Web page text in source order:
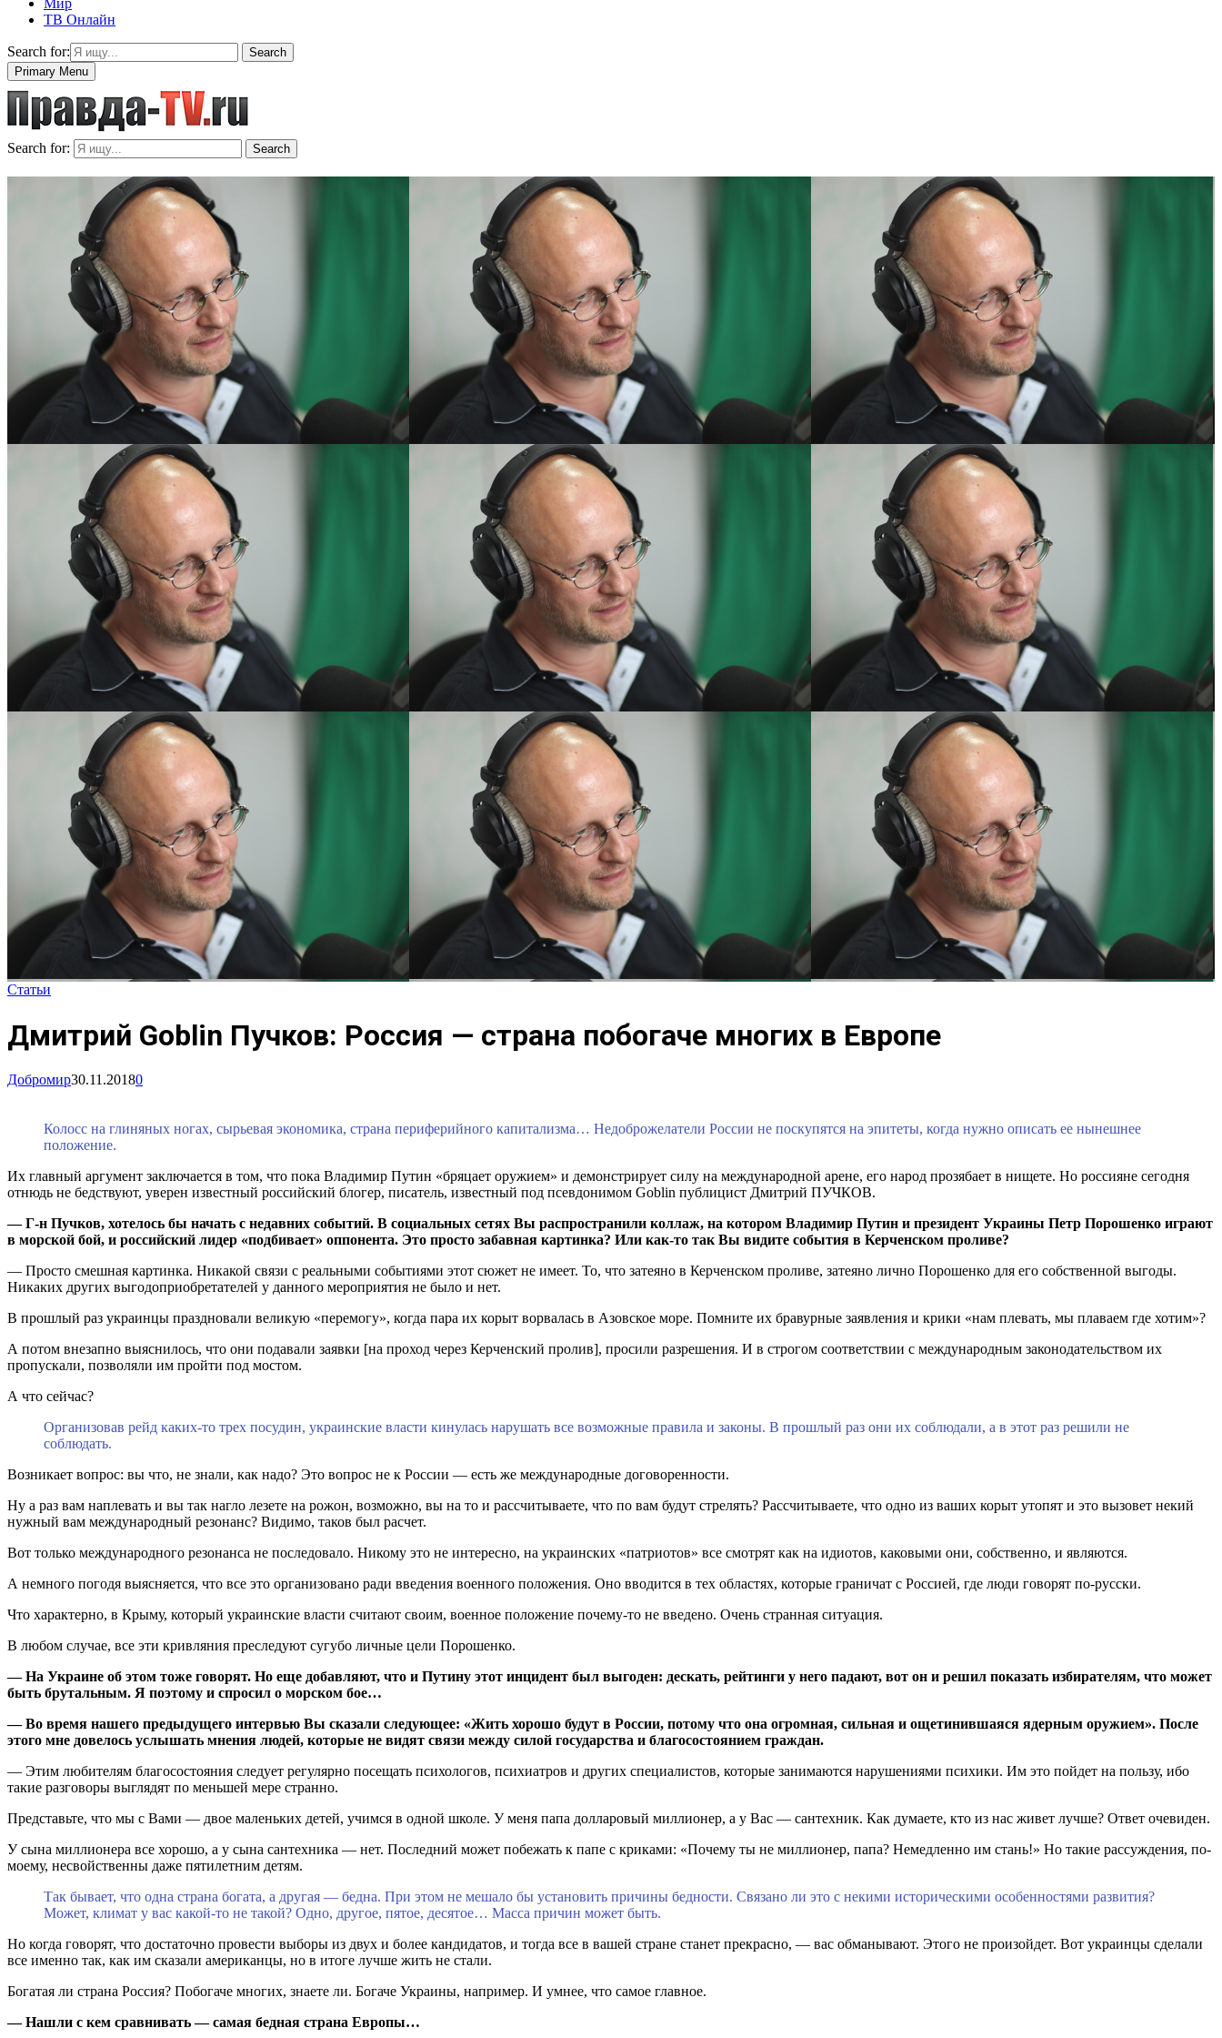
Мир
ТВ Онлайн
Search for:
Search
Primary Menu
Search for: Search
Статьи
Дмитрий Goblin Пучков: Россия — страна побогаче многих в Европе
Добромир30.11.20180
Колосс на глиняных ногах, сырьевая экономика, страна периферийного капитализма… Недоброжелатели России не поскупятся на эпитеты, когда нужно описать ее нынешнее
положение.
Их главный аргумент заключается в том, что пока Владимир Путин «бряцает оружием» и демонстрирует силу на международной арене, его народ прозябает в нищете. Но россияне сегодня
отнюдь не бедствуют, уверен известный российский блогер, писатель, известный под псевдонимом Goblin публицист Дмитрий ПУЧКОВ.
— Г-н Пучков, хотелось бы начать с недавних событий. В социальных сетях Вы распространили коллаж, на котором Владимир Путин и президент Украины Петр Порошенко играют
в морской бой, и российский лидер «подбивает» оппонента. Это просто забавная картинка? Или как-то так Вы видите события в Керченском проливе?
— Просто смешная картинка. Никакой связи с реальными событиями этот сюжет не имеет. То, что затеяно в Керченском проливе, затеяно лично Порошенко для его собственной выгоды.
Никаких других выгодоприобретателей у данного мероприятия не было и нет.
В прошлый раз украинцы праздновали великую «перемогу», когда пара их корыт ворвалась в Азовское море. Помните их бравурные заявления и крики «нам плевать, мы плаваем где хотим»?
А потом внезапно выяснилось, что они подавали заявки [на проход через Керченский пролив], просили разрешения. И в строгом соответствии с международным законодательством их
пропускали, позволяли им пройти под мостом.
А что сейчас?
Организовав рейд каких-то трех посудин, украинские власти кинулась нарушать все возможные правила и законы. В прошлый раз они их соблюдали, а в этот раз решили не
соблюдать.
Возникает вопрос: вы что, не знали, как надо? Это вопрос не к России — есть же международные договоренности.
Ну а раз вам наплевать и вы так нагло лезете на рожон, возможно, вы на то и рассчитываете, что по вам будут стрелять? Рассчитываете, что одно из ваших корыт утопят и это вызовет некий
нужный вам международный резонанс? Видимо, таков был расчет.
Вот только международного резонанса не последовало. Никому это не интересно, на украинских «патриотов» все смотрят как на идиотов, каковыми они, собственно, и являются.
А немного погодя выясняется, что все это организовано ради введения военного положения. Оно вводится в тех областях, которые граничат с Россией, где люди говорят по-русски.
Что характерно, в Крыму, который украинские власти считают своим, военное положение почему-то не введено. Очень странная ситуация.
В любом случае, все эти кривляния преследуют сугубо личные цели Порошенко.
— На Украине об этом тоже говорят. Но еще добавляют, что и Путину этот инцидент был выгоден: дескать, рейтинги у него падают, вот он и решил показать избирателям, что может
быть брутальным. Я поэтому и спросил о морском бое…
— Во время нашего предыдущего интервью Вы сказали следующее: «Жить хорошо будут в России, потому что она огромная, сильная и ощетинившаяся ядерным оружием». После
этого мне довелось услышать мнения людей, которые не видят связи между силой государства и благосостоянием граждан.
— Этим любителям благосостояния следует регулярно посещать психологов, психиатров и других специалистов, которые занимаются нарушениями психики. Им это пойдет на пользу, ибо
такие разговоры выглядят по меньшей мере странно.
Представьте, что мы с Вами — двое маленьких детей, учимся в одной школе. У меня папа долларовый миллионер, а у Вас — сантехник. Как думаете, кто из нас живет лучше? Ответ очевиден.
У сына миллионера все хорошо, а у сына сантехника — нет. Последний может побежать к папе с криками: «Почему ты не миллионер, папа? Немедленно им стань!» Но такие рассуждения, по-
моему, несвойственны даже пятилетним детям.
Так бывает, что одна страна богата, а другая — бедна. При этом не мешало бы установить причины бедности. Связано ли это с некими историческими особенностями развития?
Может, климат у вас какой-то не такой? Одно, другое, пятое, десятое… Масса причин может быть.
Но когда говорят, что достаточно провести выборы из двух и более кандидатов, и тогда все в вашей стране станет прекрасно, — вас обманывают. Этого не произойдет. Вот украинцы сделали
все именно так, как им сказали американцы, но в итоге лучше жить не стали.
Богатая ли страна Россия? Побогаче многих, знаете ли. Богаче Украины, например. И умнее, что самое главное.
— Нашли с кем сравнивать — самая бедная страна Европы…